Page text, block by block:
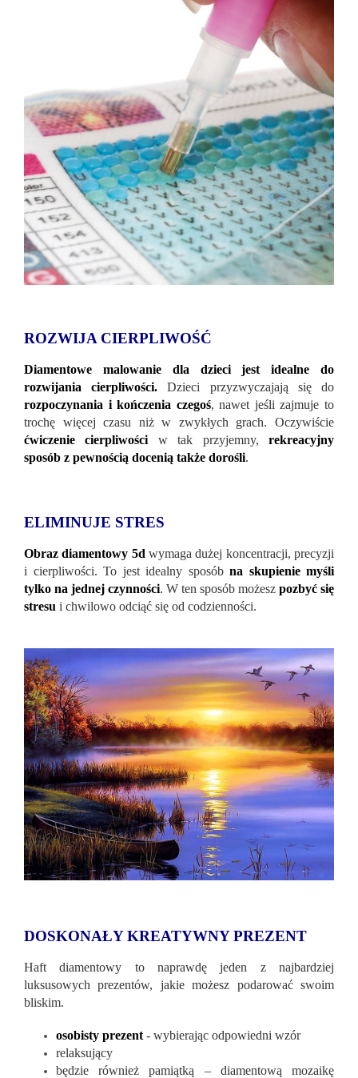
ROZWIJA CIERPLIWOŚĆ
Diamentowe malowanie dla dzieci jest idealne do
rozwijania cierpliwości.
Dzieci przyzwyczajają się do
rozpoczynania i kończenia czegoś, nawet jeśli zajmuje to
trochę więcej czasu niż w zwykłych grach. Oczywiście
ćwiczenie cierpliwości
w tak przyjemny,rekreacyjny
sposób z pewnością docenią także dorośli.
ELIMINUJE STRES
Obraz diamentowy 5d wymaga dużej koncentracji, precyzji
i cierpliwości. To jest idealny sposób na skupienie myśli
tylko na jednej czynności. W ten sposób możesz pozbyć się
stresu i chwilowo odciąć się od codzienności.
DOSKONAŁY KREATYWNY PREZENT
Haft diamentowy to naprawdę jeden z najbardziej
luksusowych prezentów, jakie możesz podarować swoim
bliskim.
osobisty prezent - wybierając odpowiedni wzór
relaksujący
będzie również pamiątką – diamentową mozaikę